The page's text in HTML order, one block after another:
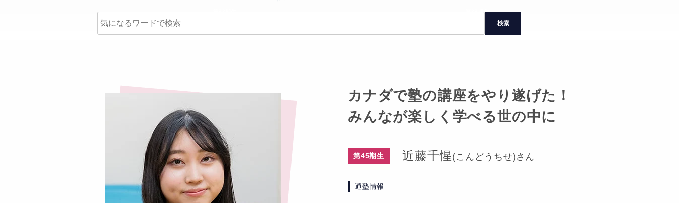
検索
カナダで塾の講座をやり遂げた！
みんなが楽しく学べる世の中に
第45期生 近藤千惺 (こんどうちせ)さん
通塾情報